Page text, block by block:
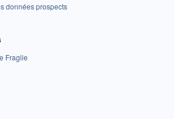
données prospects
Fragile